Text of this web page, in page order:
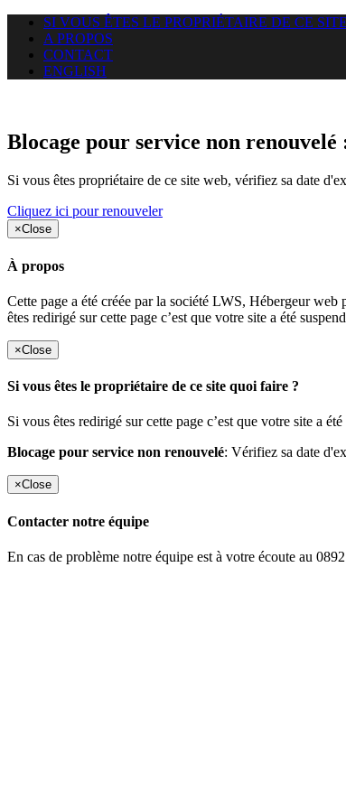
SI VOUS ÊTES LE PROPRIÉTAIRE DE CE SITE
A PROPOS
CONTACT
ENGLISH
Blocage pour service non renouvelé
Si vous êtes propriétaire de ce site web, vérifiez sa date
Cliquez ici pour renouveler
×Close
À propos
Cette page a été créée par la société LWS, Hébergeur
êtes redirigé sur cette page c’est que votre site a été
×Close
Si vous êtes le propriétaire de ce site quoi faire ?
Si vous êtes redirigé sur cette page c’est que votre site a été
Blocage pour service non renouvelé: Vérifiez sa date
×Close
Contacter notre équipe
En cas de problème notre équipe est à votre écoute au